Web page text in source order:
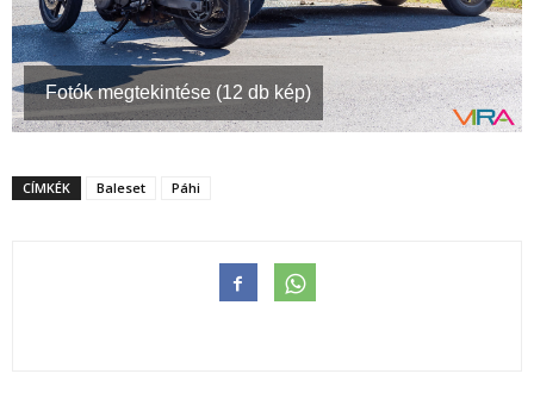
Fotók megtekintése (12 db kép)
CÍMKÉK Baleset Páhi